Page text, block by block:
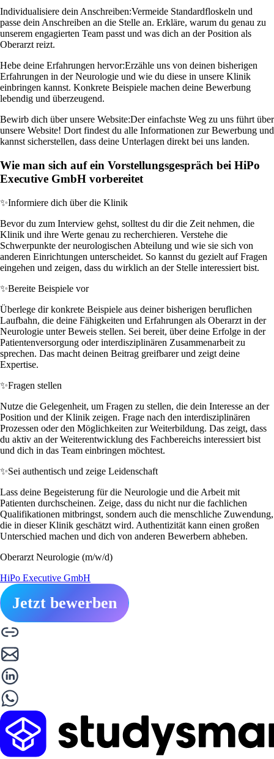
Individualisiere dein Anschreiben:Vermeide Standardfloskeln und
passe dein Anschreiben an die Stelle an. Erkläre, warum du genau zu
unserem engagierten Team passt und was dich an der Position als
Oberarzt reizt.
Hebe deine Erfahrungen hervor:Erzähle uns von deinen bisherigen
Erfahrungen in der Neurologie und wie du diese in unsere Klinik
einbringen kannst. Konkrete Beispiele machen deine Bewerbung
lebendig und überzeugend.
Bewirb dich über unsere Website:Der einfachste Weg zu uns führt über
unsere Website! Dort findest du alle Informationen zur Bewerbung und
kannst sicherstellen, dass deine Unterlagen direkt bei uns landen.
Wie man sich auf ein Vorstellungsgespräch bei HiPo
Executive GmbH vorbereitet
✨Informiere dich über die Klinik
Bevor du zum Interview gehst, solltest du dir die Zeit nehmen, die
Klinik und ihre Werte genau zu recherchieren. Verstehe die
Schwerpunkte der neurologischen Abteilung und wie sie sich von
anderen Einrichtungen unterscheidet. So kannst du gezielt auf Fragen
eingehen und zeigen, dass du wirklich an der Stelle interessiert bist.
✨Bereite Beispiele vor
Überlege dir konkrete Beispiele aus deiner bisherigen beruflichen
Laufbahn, die deine Fähigkeiten und Erfahrungen als Oberarzt in der
Neurologie unter Beweis stellen. Sei bereit, über deine Erfolge in der
Patientenversorgung oder interdisziplinären Zusammenarbeit zu
sprechen. Das macht deinen Beitrag greifbarer und zeigt deine
Expertise.
✨Fragen stellen
Nutze die Gelegenheit, um Fragen zu stellen, die dein Interesse an der
Position und der Klinik zeigen. Frage nach den interdisziplinären
Prozessen oder den Möglichkeiten zur Weiterbildung. Das zeigt, dass
du aktiv an der Weiterentwicklung des Fachbereichs interessiert bist
und dich in das Team einbringen möchtest.
✨Sei authentisch und zeige Leidenschaft
Lass deine Begeisterung für die Neurologie und die Arbeit mit
Patienten durchscheinen. Zeige, dass du nicht nur die fachlichen
Qualifikationen mitbringst, sondern auch die menschliche Zuwendung,
die in dieser Klinik geschätzt wird. Authentizität kann einen großen
Unterschied machen und dich von anderen Bewerbern abheben.
Oberarzt Neurologie (m/w/d)
HiPo Executive GmbH
Jetzt bewerben